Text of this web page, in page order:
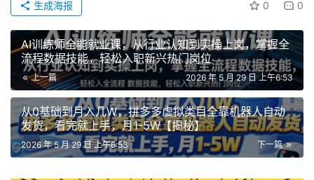
0 0
生成海报
AI训练师全能就业课，从行业认知到实操上岗，掌握全
流程数据技能，轻松入职新兴热门岗位
上一篇 2026 年 5 月 29 日 上午6:53
从0基础到月入几W，拼多多虚拟类目全靠机器人自动
发货，看完就上手，月1-5W【揭秘】
下一篇
2026 年 5 月 29 日 上午6:53